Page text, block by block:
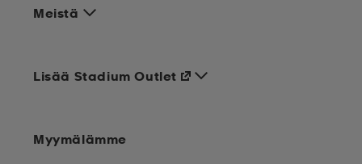
Meistä
Lisää Stadium Outlet
Myymälämme